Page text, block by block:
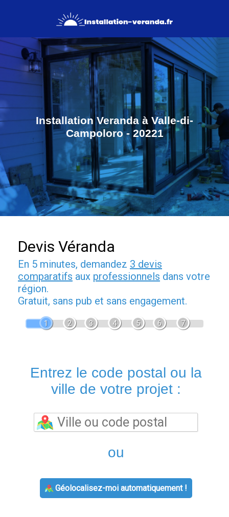
Installation Veranda à Valle-di-
Campoloro - 20221
Devis Véranda
En 5 minutes, demandez 3 devis
comparatifs aux professionnels dans votre
région.
Gratuit, sans pub et sans engagement.
1 2 3 4 5 6 7
Entrez le code postal ou la
ville de votre projet :
ou
Géolocalisez-moi automatiquement !